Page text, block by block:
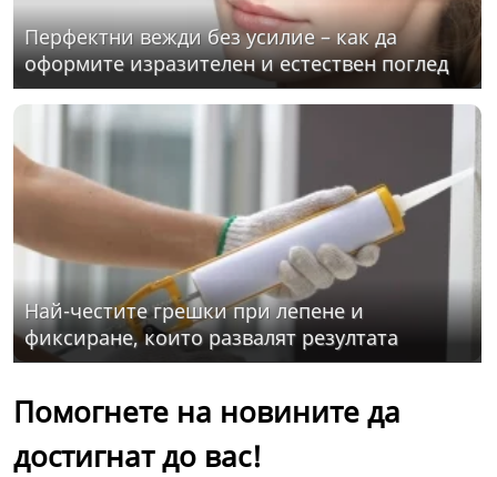
Перфектни вежди без усилие – как да
оформите изразителен и естествен поглед
Най-честите грешки при лепене и
фиксиране, които развалят резултата
Помогнете на новините да
достигнат до вас!